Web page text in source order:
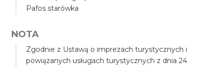
Pafos starówka
NOTA
Zgodnie z Ustawą o imprezach turystycznych i
powiązanych usługach turystycznych z dnia 24